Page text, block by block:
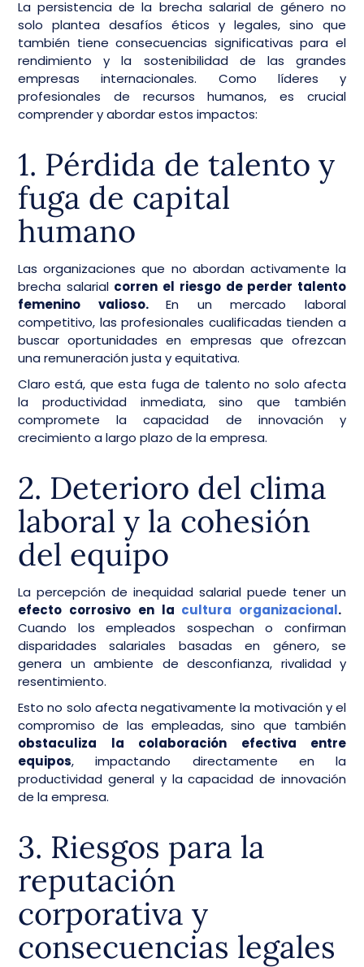
La persistencia de la brecha salarial de género no
solo plantea desafíos éticos y legales, sino que
también tiene consecuencias significativas para el
rendimiento y la sostenibilidad de las grandes
empresas internacionales. Como líderes y
profesionales de recursos humanos, es crucial
comprender y abordar estos impactos:
1. Pérdida de talento y
fuga de capital
humano
Las organizaciones que no abordan activamente la
brecha salarial corren el riesgo de perder talento
femenino valioso.En un mercado laboral
competitivo, las profesionales cualificadas tienden a
buscar oportunidades en empresas que ofrezcan
una remuneración justa y equitativa.
Claro está, que esta fuga de talento no solo afecta
la productividad inmediata, sino que también
compromete la capacidad de innovación y
crecimiento a largo plazo de la empresa.
2. Deterioro del clima
laboral y la cohesión
del equipo
La percepción de inequidad salarial puede tener un
efecto corrosivo en la cultura organizacional.
Cuando los empleados sospechan o confirman
disparidades salariales basadas en género, se
genera un ambiente de desconfianza, rivalidad y
resentimiento.
Esto no solo afecta negativamente la motivación y el
compromiso de las empleadas, sino que también
obstaculiza la colaboración efectiva entre
equipos, impactando directamente en la
productividad general y la capacidad de innovación
de la empresa.
3. Riesgos para la
reputación
corporativa y
consecuencias legales